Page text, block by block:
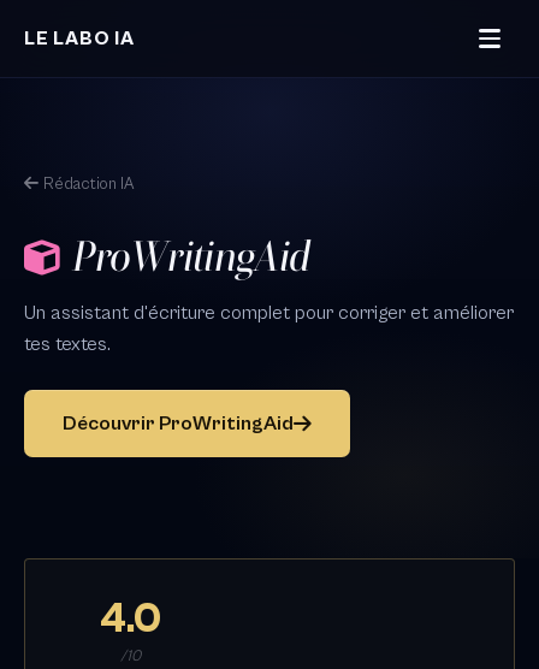
LE LABO IA
Rédaction IA
ProWritingAid
Un assistant d'écriture complet pour corriger et améliorer
tes textes.
Découvrir ProWritingAid
4.0
/10